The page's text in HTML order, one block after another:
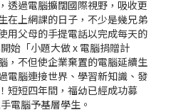
透過電腦擴闊國際視野，吸收更
在上網課的日子，不少是幾兄弟
用父母的手提電話以完成每天的
始「小題大做 x 電腦捐贈計
，不但使企業棄置的電腦延續生
電腦連接世界、學習新知識、發
短短四年間，福幼已經成功募
電腦予基層學生。